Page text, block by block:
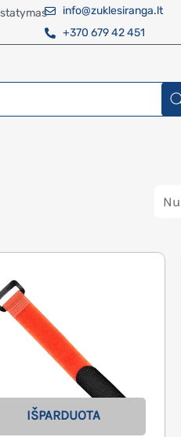
info@zuklesiranga.lt
+370 679 42 451
IŠPARDUOTA